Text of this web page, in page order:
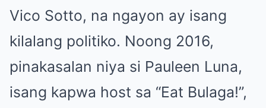
Vico Sotto, na ngayon ay isang
kilalang politiko. Noong 2016,
pinakasalan niya si Pauleen Luna,
isang kapwa host sa “Eat Bulaga!”,